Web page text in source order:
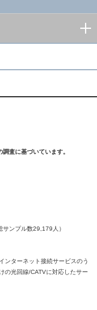
査に基づいています。
ンプル数29,179人）
ンターネット接続サービスのう
の光回線/CATVに対応したサー